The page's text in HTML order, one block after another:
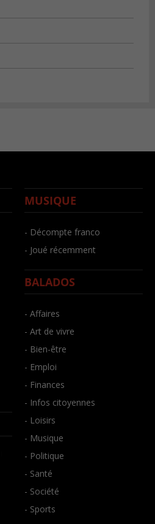
MUSIQUE
- Décompte franco
- Joué récemment
BALADOS
- Affaires
- Art de vivre
- Bien-être
- Emploi
- Finances
- Infos citoyennes
- Loisirs
- Musique
- Politique
- Santé
- Société
- Sports